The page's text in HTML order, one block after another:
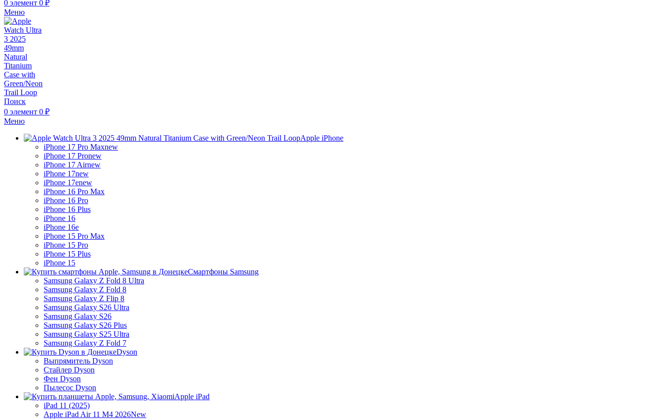
0 элемент 0 ₽
Меню
Поиск
0 элемент 0 ₽
Меню
Apple iPhone
iPhone 17 Pro Maxnew
iPhone 17 Pronew
iPhone 17 Airnew
iPhone 17new
iPhone 17enew
iPhone 16 Pro Max
iPhone 16 Pro
iPhone 16 Plus
iPhone 16
iPhone 16e
iPhone 15 Pro Max
iPhone 15 Pro
iPhone 15 Plus
iPhone 15
Смартфоны Samsung
Samsung Galaxy Z Fold 8 Ultra
Samsung Galaxy Z Fold 8
Samsung Galaxy Z Flip 8
Samsung Galaxy S26 Ultra
Samsung Galaxy S26
Samsung Galaxy S26 Plus
Samsung Galaxy S25 Ultra
Samsung Galaxy Z Fold 7
Dyson
Выпрямитель Dyson
Стайлер Dyson
Фен Dyson
Пылесос Dyson
Apple iPad
iPad 11 (2025)
Apple iPad Air 11 M4 2026New